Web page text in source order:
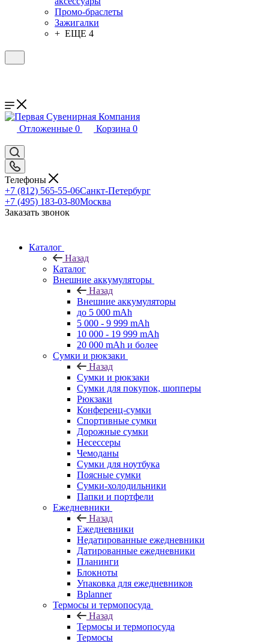
Промо-браслеты
Зажигалки
+ ЕЩЕ 4
Отложенные 0 Корзина 0
Телефоны
+7 (812) 565-55-06Санкт-Петербург
+7 (495) 183-03-80Москва
Заказать звонок
Каталог
Назад
Каталог
Внешние аккумуляторы
Назад
Внешние аккумуляторы
до 5 000 mAh
5 000 - 9 999 mAh
10 000 - 19 999 mAh
20 000 mAh и более
Сумки и рюкзаки
Назад
Сумки и рюкзаки
Сумки для покупок, шопперы
Рюкзаки
Конференц-сумки
Спортивные сумки
Дорожные сумки
Несессеры
Чемоданы
Сумки для ноутбука
Поясные сумки
Сумки-холодильники
Папки и портфели
Ежедневники
Назад
Ежедневники
Недатированные ежедневники
Датированные ежедневники
Планинги
Блокноты
Упаковка для ежедневников
Bplanner
Термосы и термопосуда
Назад
Термосы и термопосуда
Термосы